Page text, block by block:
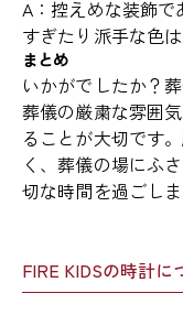
A：控えめな装飾
すぎたり派手な色
まとめ
いかがでしたか？
葬儀の厳粛な雰囲
ることが大切です
く、葬儀の場にふ
切な時間を過ごしま
FIRE KIDSの時計に